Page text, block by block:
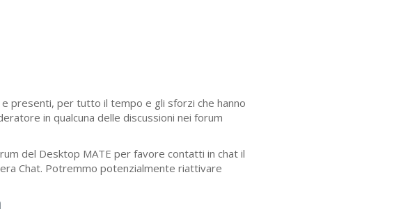
e presenti, per tutto il tempo e gli sforzi che hanno
in qualcuna delle discussioni nei forum
del Desktop MATE per favore contatti in chat il
Chat. Potremmo potenzialmente riattivare